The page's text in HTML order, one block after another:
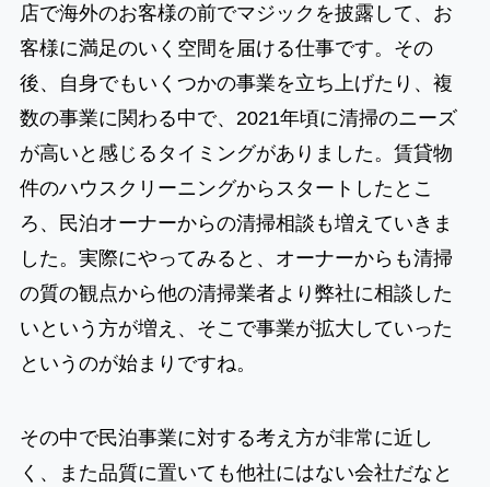
店で海外のお客様の前でマジックを披露して、お
客様に満足のいく空間を届ける仕事です。その
後、自身でもいくつかの事業を立ち上げたり、複
数の事業に関わる中で、2021年頃に清掃のニーズ
が高いと感じるタイミングがありました。賃貸物
件のハウスクリーニングからスタートしたとこ
ろ、民泊オーナーからの清掃相談も増えていきま
した。実際にやってみると、オーナーからも清掃
の質の観点から他の清掃業者より弊社に相談した
いという方が増え、そこで事業が拡大していった
というのが始まりですね。
その中で民泊事業に対する考え方が非常に近し
く、また品質に置いても他社にはない会社だなと